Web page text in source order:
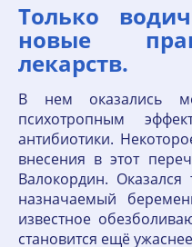
Только
новые
лекарств.
В нем оказались
психотропным
антибиотики.
внесения в этот
Валокордин.
назначаемый
известное
становится ещё